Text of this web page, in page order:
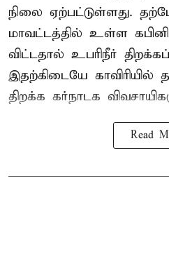
நிலை ஏற்பட்டுள்ளது.
மாவட்டத்தில் உள்ள
விட்டதால் உபரிநீர்
இதற்கிடையே
திறக்க கர்நாடக
Read